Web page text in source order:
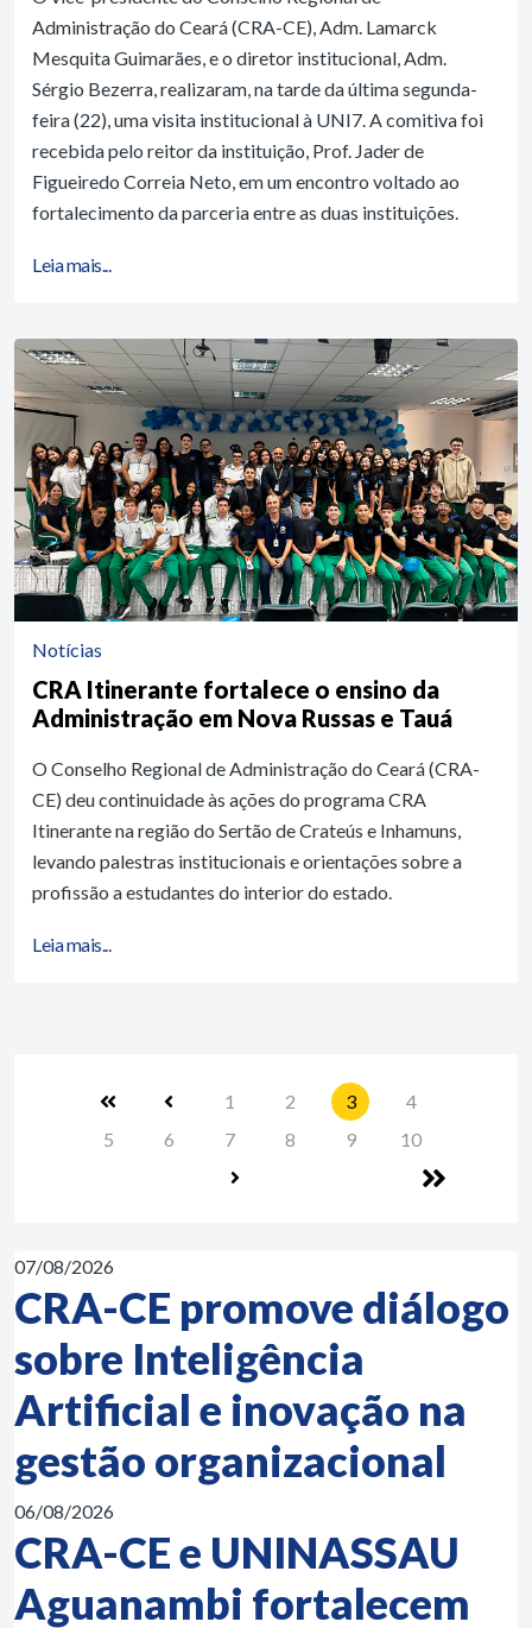
Administração do Ceará (CRA-CE), Adm. Lamarck
Mesquita Guimarães, e o diretor institucional, Adm.
Sérgio Bezerra, realizaram, na tarde da última segunda-
feira (22), uma visita institucional à UNI7. A comitiva foi
recebida pelo reitor da instituição, Prof. Jader de
Figueiredo Correia Neto, em um encontro voltado ao
fortalecimento da parceria entre as duas instituições.
Leia mais...
Notícias
CRA Itinerante fortalece o ensino da
Administração em Nova Russas e Tauá
O Conselho Regional de Administração do Ceará (CRA-
CE) deu continuidade às ações do programa CRA
Itinerante na região do Sertão de Crateús e Inhamuns,
levando palestras institucionais e orientações sobre a
profissão a estudantes do interior do estado.
Leia mais...
1 2 3
4
5
6 7 8 9 10
07/08/2026
CRA-CE promove diálogo
sobre Inteligência
Artificial e inovação na
gestão organizacional
06/08/2026
CRA-CE e UNINASSAU
Aguanambi fortalecem